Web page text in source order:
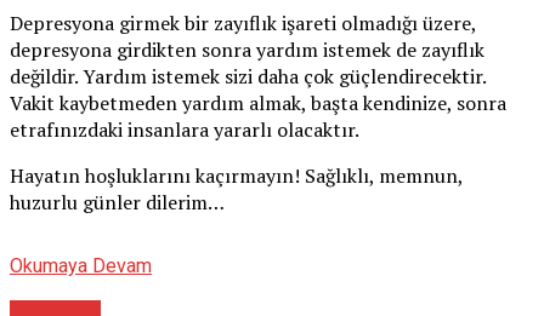
Depresyona girmek bir zayıflık işareti olmadığı üzere,
depresyona girdikten sonra yardım istemek de zayıflık
değildir. Yardım istemek sizi daha çok güçlendirecektir.
Vakit kaybetmeden yardım almak, başta kendinize, sonra
etrafınızdaki insanlara yararlı olacaktır.
Hayatın hoşluklarını kaçırmayın! Sağlıklı, memnun,
huzurlu günler dilerim…
Okumaya Devam